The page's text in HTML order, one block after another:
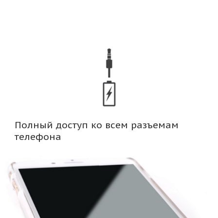
Полный доступ ко всем разъемам
телефона